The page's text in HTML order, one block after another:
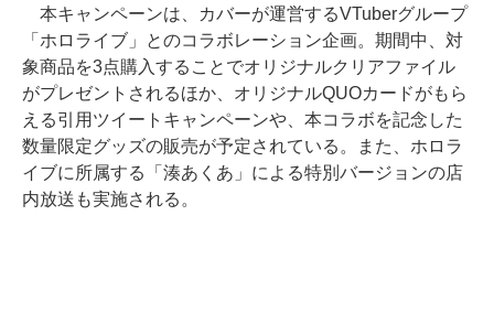
本キャンペーンは、カバーが運営するVTuberグループ
「ホロライブ」とのコラボレーション企画。期間中、対
象商品を3点購入することでオリジナルクリアファイル
がプレゼントされるほか、オリジナルQUOカードがもら
える引用ツイートキャンペーンや、本コラボを記念した
数量限定グッズの販売が予定されている。また、ホロラ
イブに所属する「湊あくあ」による特別バージョンの店
内放送も実施される。